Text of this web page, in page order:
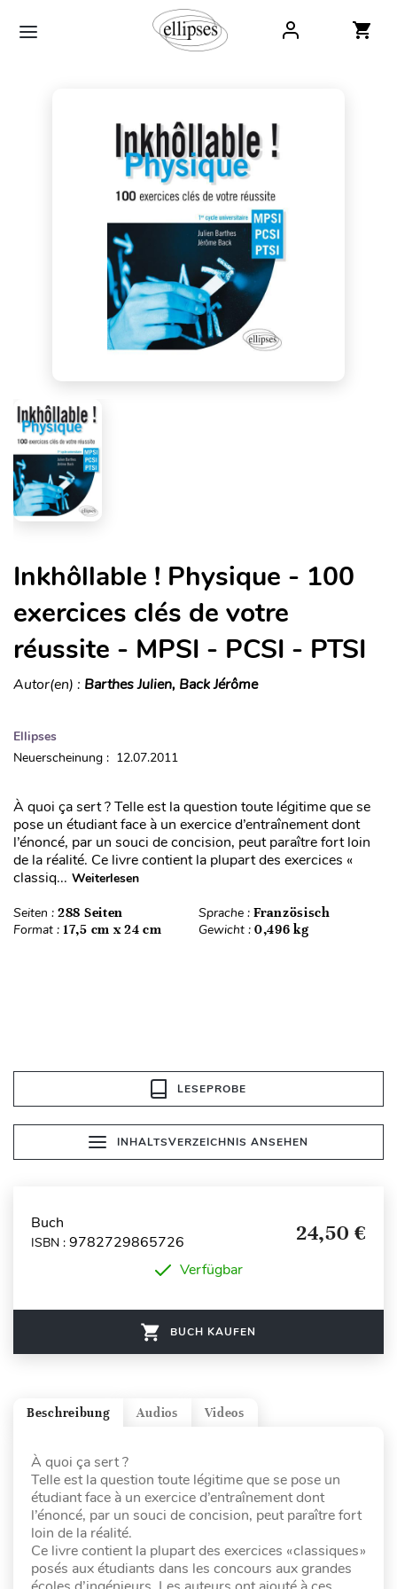
Inkhôllable ! Physique - 100
exercices clés de votre
réussite - MPSI - PCSI - PTSI
Autor(en) : Barthes Julien, Back Jérôme
Ellipses
Neuerscheinung : 12.07.2011
À quoi ça sert ? Telle est la question toute légitime que se
pose un étudiant face à un exercice d’entraînement dont
l’énoncé, par un souci de concision, peut paraître fort loin
de la réalité. Ce livre contient la plupart des exercices «
classiq... Weiterlesen
Seiten : 288 Seiten Sprache : Französisch
Format : 17,5 cm x 24 cm Gewicht : 0,496 kg
LESEPROBE
INHALTSVERZEICHNIS ANSEHEN
Buch
ISBN : 9782729865726 24,50 €
Verfügbar
BUCH KAUFEN
Videos
Audios
Beschreibung
À quoi ça sert ?
Telle est la question toute légitime que se pose un
étudiant face à un exercice d’entraînement dont
l’énoncé, par un souci de concision, peut paraître fort
loin de la réalité.
Ce livre contient la plupart des exercices « classiques »
posés aux étudiants dans les concours aux grandes